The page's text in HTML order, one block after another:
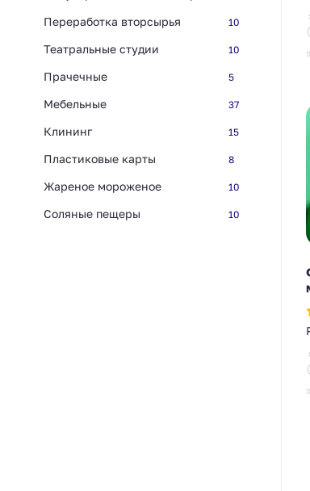
Переработка вторсырья 10
Театральные студии 10
Прачечные 5
Мебельные 37
Клининг 15
Пластиковые карты 8
Жареное мороженое 10
Соляные пещеры 10